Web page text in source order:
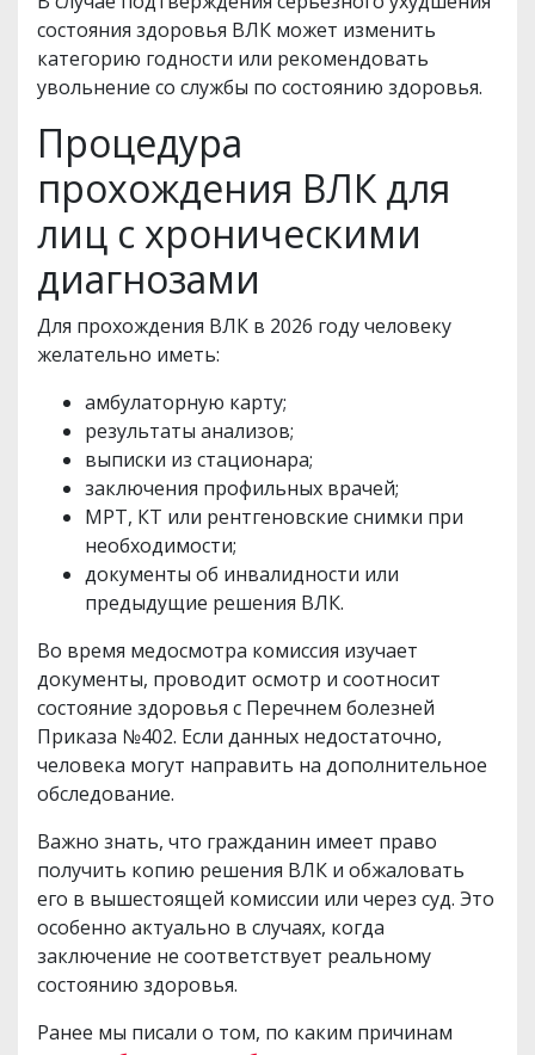
состояния здоровья ВЛК может изменить
категорию годности или рекомендовать
увольнение со службы по состоянию здоровья.
Процедура
прохождения ВЛК для
лиц с хроническими
диагнозами
Для прохождения ВЛК в 2026 году человеку
желательно иметь:
амбулаторную карту;
результаты анализов;
выписки из стационара;
заключения профильных врачей;
МРТ, КТ или рентгеновские снимки при
необходимости;
документы об инвалидности или
предыдущие решения ВЛК.
Во время медосмотра комиссия изучает
документы, проводит осмотр и соотносит
состояние здоровья с Перечнем болезней
Приказа №402. Если данных недостаточно,
человека могут направить на дополнительное
обследование.
Важно знать, что гражданин имеет право
получить копию решения ВЛК и обжаловать
его в вышестоящей комиссии или через суд. Это
особенно актуально в случаях, когда
заключение не соответствует реальному
состоянию здоровья.
Ранее мы писали о том, по каким причинам